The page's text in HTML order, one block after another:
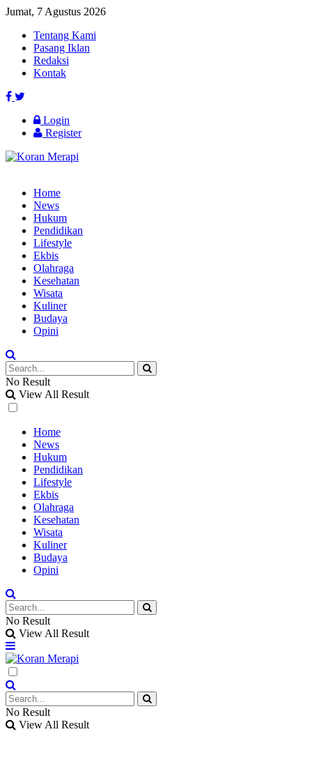
Jumat, 7 Agustus 2026
Tentang Kami
Pasang Iklan
Redaksi
Kontak
Login
Register
Home
News
Hukum
Pendidikan
Lifestyle
Ekbis
Olahraga
Kesehatan
Wisata
Kuliner
Budaya
Opini
No Result
View All Result
Home
News
Hukum
Pendidikan
Lifestyle
Ekbis
Olahraga
Kesehatan
Wisata
Kuliner
Budaya
Opini
No Result
View All Result
No Result
View All Result